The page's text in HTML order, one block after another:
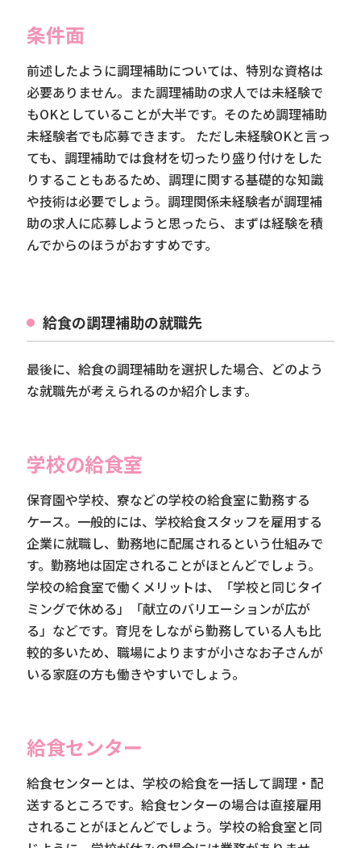
条件面
前述したように調理補助については、特別な資格は
必要ありません。また調理補助の求人では未経験で
もOKとしていることが大半です。そのため調理補助
未経験者でも応募できます。 ただし未経験OKと言っ
ても、調理補助では食材を切ったり盛り付けをした
りすることもあるため、調理に関する基礎的な知識
や技術は必要でしょう。調理関係未経験者が調理補
助の求人に応募しようと思ったら、まずは経験を積
んでからのほうがおすすめです。
給食の調理補助の就職先
最後に、給食の調理補助を選択した場合、どのよう
な就職先が考えられるのか紹介します。
学校の給食室
保育園や学校、寮などの学校の給食室に勤務する
ケース。一般的には、学校給食スタッフを雇用する
企業に就職し、勤務地に配属されるという仕組みで
す。勤務地は固定されることがほとんどでしょう。
学校の給食室で働くメリットは、「学校と同じタイ
ミングで休める」「献立のバリエーションが広が
る」などです。育児をしながら勤務している人も比
較的多いため、職場によりますが小さなお子さんが
いる家庭の方も働きやすいでしょう。
給食センター
給食センターとは、学校の給食を一括して調理・配
送するところです。給食センターの場合は直接雇用
されることがほとんどでしょう。学校の給食室と同